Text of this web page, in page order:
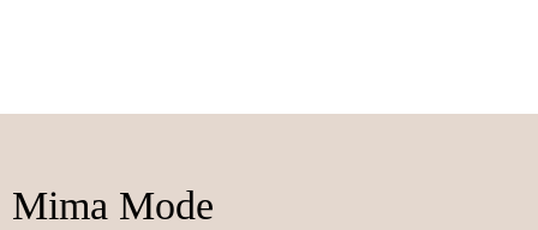
Mima Mode